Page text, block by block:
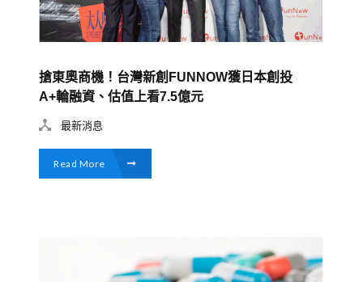
搶東奧商機！台灣新創FUNNOW獲日本創投
A+輪融資、估值上看7.5億元
最新消息
Read More